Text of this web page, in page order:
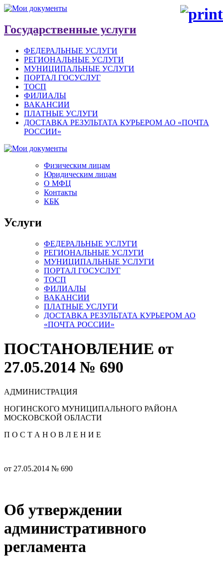
Государственные услуги
ФЕДЕРАЛЬНЫЕ УСЛУГИ
РЕГИОНАЛЬНЫЕ УСЛУГИ
МУНИЦИПАЛЬНЫЕ УСЛУГИ
ПОРТАЛ ГОСУСЛУГ
ТОСП
ФИЛИАЛЫ
ВАКАНСИИ
ПЛАТНЫЕ УСЛУГИ
ДОСТАВКА РЕЗУЛЬТАТА КУРЬЕРОМ АО «ПОЧТА
РОССИИ»
Физическим лицам
Юридическим лицам
О МФЦ
Контакты
КБК
Услуги
ФЕДЕРАЛЬНЫЕ УСЛУГИ
РЕГИОНАЛЬНЫЕ УСЛУГИ
МУНИЦИПАЛЬНЫЕ УСЛУГИ
ПОРТАЛ ГОСУСЛУГ
ТОСП
ФИЛИАЛЫ
ВАКАНСИИ
ПЛАТНЫЕ УСЛУГИ
ДОСТАВКА РЕЗУЛЬТАТА КУРЬЕРОМ АО
«ПОЧТА РОССИИ»
ПОСТАНОВЛЕНИЕ от
27.05.2014 № 690
АДМИНИСТРАЦИЯ
НОГИНСКОГО МУНИЦИПАЛЬНОГО РАЙОНА
МОСКОВСКОЙ ОБЛАСТИ
П О С Т А Н О В Л Е Н И Е
от 27.05.2014 № 690
Об утверждении
административного
регламента